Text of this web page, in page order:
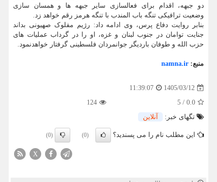
دو جبهه، اقدام برای فعالسازی سایر جبهه ها و همسان سازی
وضعیت ترافیکی تنگه باب المندب با تنگه هرمز رقم خواهد زد.
بنابر روایت دفاع پرس، وی ادامه داد: رژیم مفلوک صهیونی بداند
جنایت توامان در جنوب لبنان و غزه، او را در گرداب عملیات های
حزب الله و طوفان باردیگر جوانمردان فلسطینی گرفتار خواهدنمود.
منبع: namna.ir
1405/03/12
11:39:07
0.0
/
5
124
تگهای خبر:
آنلاین
این مطلب نام را می پسندید؟ (0)
(0)
X